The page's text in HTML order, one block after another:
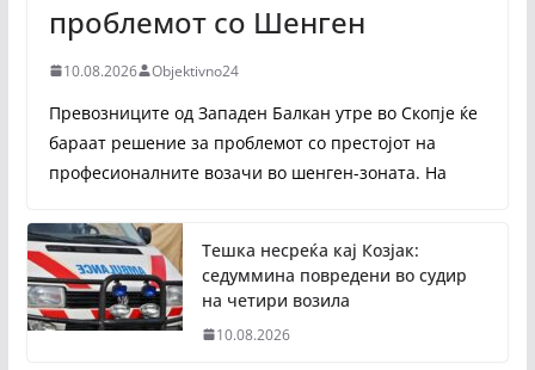
проблемот со Шенген
10.08.2026 Objektivno24
Превозниците од Западен Балкан утре во Скопје ќе
бараат решение за проблемот со престојот на
професионалните возачи во шенген-зоната. На
Тешка несреќа кај Козјак:
седуммина повредени во судир
на четири возила
10.08.2026